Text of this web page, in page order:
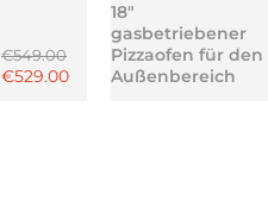
Normaler Preis
€549.00
Angebotspreis
€529.00
18"
gasbetriebener
Pizzaofen für den
Außenbereich